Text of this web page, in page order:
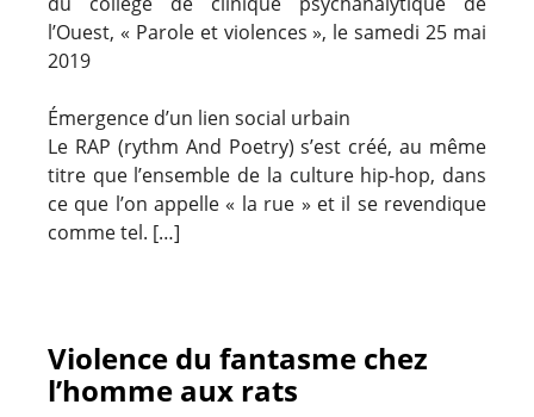
l’Ouest, « Parole et violences », le samedi 25 mai
2019
Émergence d’un lien social urbain
Le RAP (rythm And Poetry) s’est créé, au même
titre que l’ensemble de la culture hip-hop, dans
ce que l’on appelle « la rue » et il se revendique
comme tel. […]
Violence du fantasme chez
l’homme aux rats